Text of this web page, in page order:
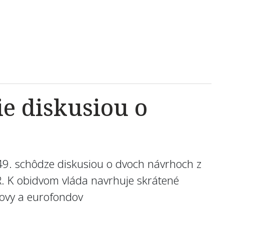
diskusiou o
schôdze diskusiou o dvoch návrhoch z
K obidvom vláda navrhuje skrátené
a eurofondov